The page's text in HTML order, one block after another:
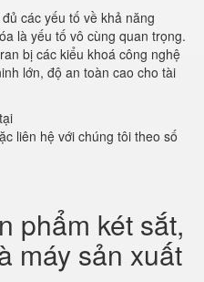
các yếu tố về khả năng
là yếu tố vô cùng quan trọng.
bị các kiểu khoá công nghệ
lớn, độ an toàn cao cho tài
liên hệ với chúng tôi theo số
phẩm két sắt,
máy sản xuất